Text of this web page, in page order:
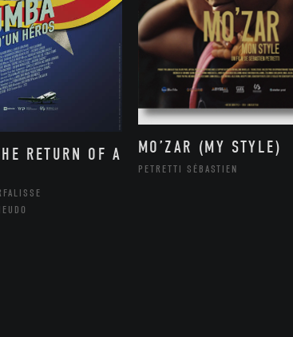
RETURN OF A
MO’ZAR (MY STYLE)
PETRETTI SÉBASTIEN